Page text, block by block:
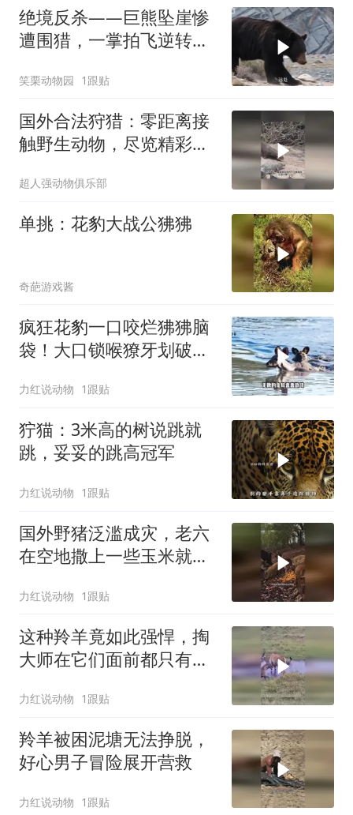
绝境反杀——巨熊坠崖惨
遭围猎，一掌拍飞逆转战
笑栗动物园 1跟贴
国外合法狩猎：零距离接
触野生动物，尽览精彩瞬
超人强动物俱乐部
单挑：花豹大战公狒狒
奇葩游戏酱
疯狂花豹一口咬烂狒狒脑
袋！大口锁喉獠牙划破静
力红说动物 1跟贴
狞猫：3米高的树说跳就
跳，妥妥的跳高冠军
力红说动物 1跟贴
国外野猪泛滥成灾，老六
在空地撒上一些玉米就能
力红说动物 1跟贴
这种羚羊竟如此强悍，掏
大师在它们面前都只有吃
力红说动物 1跟贴
羚羊被困泥塘无法挣脱，
好心男子冒险展开营救
力红说动物 1跟贴